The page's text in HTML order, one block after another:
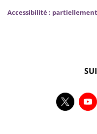
Accessibilité :